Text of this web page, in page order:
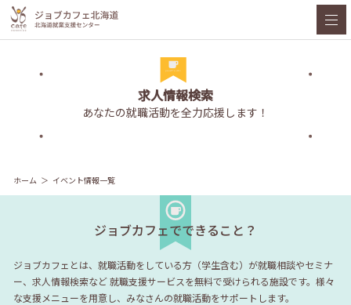
求人情報検索
あなたの就職活動を全力応援します！
ホーム イベント情報一覧
ジョブカフェでできること？
ジョブカフェとは、就職活動をしている方（学生含む）が就職相談やセミナ
ー、求人情報検索など就職支援サービスを無料で受けられる施設です。様々
な支援メニューを用意し、みなさんの就職活動をサポートします。